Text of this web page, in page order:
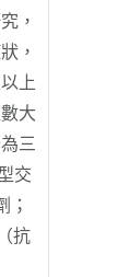
，
，
上
大
三
交
；
抗